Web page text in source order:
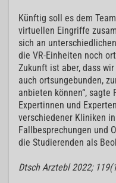
Künftig soll es dem
virtuellen Eingriffe
sich an
die VR-Einheiten noch
Zukunft ist aber, dass
auch ortsungebunden,
anbieten können“, sagte
Expertinnen und
verschiedener Kliniken
Fallbesprechungen und
die Studierenden als
Dtsch Arztebl 2022;